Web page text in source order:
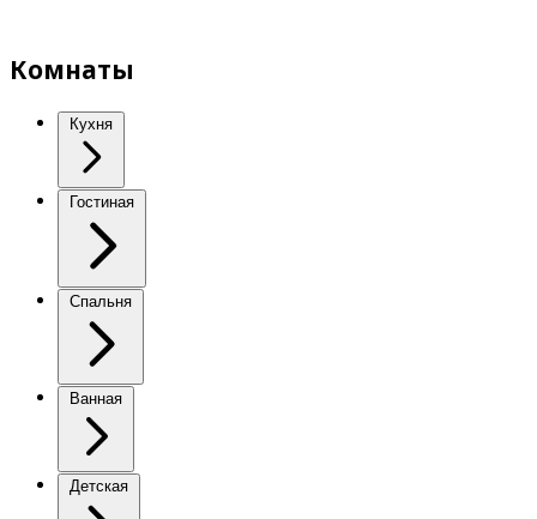
Комнаты
Кухня
Гостиная
Спальня
Ванная
Детская